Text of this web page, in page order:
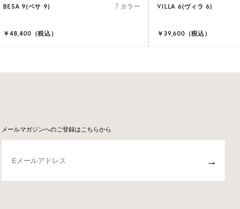
BESA 9(ベサ 9) 7 カラー
￥48,400（税込）
VILLA 6(ヴィラ 6)
￥39,600（税込）
メールマガジンへのご登録はこちらから
→